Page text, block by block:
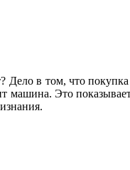
Дело в том, что
машина. Это